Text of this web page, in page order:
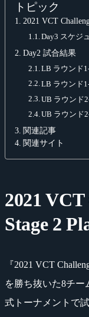
トピック
2021 VCT
Day3 スケジ
Day2 試合結果
LB ラウンド
LB ラウンド
UB ラウンド
UB ラウンド
関連記事
関連サイト
2021
Stage 2
『2021 VCT
を勝ち抜いた8チ
式トーナメントで試